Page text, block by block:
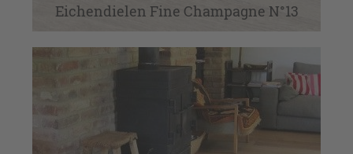
Eichendielen Fine Champagne N°13